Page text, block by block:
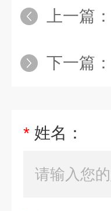
上一篇：
下一篇：
* 姓名：